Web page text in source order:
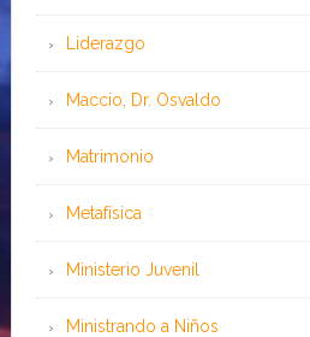
Liderazgo
Maccio, Dr. Osvaldo
Matrimonio
Metafísica
Ministerio Juvenil
Ministrando a Niños